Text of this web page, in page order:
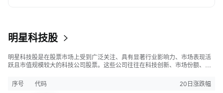
明星科技股
明星科技股是在股票市场上受到广泛关注、具有显著行业影响力、市场表现活
跃且市值规模较大的科技公司股票。这些公司往往在科技创新、市场份额、品
市，特别是科技行业板块乃至全球经济具有显著影响。
序号 代码 20日涨跌幅